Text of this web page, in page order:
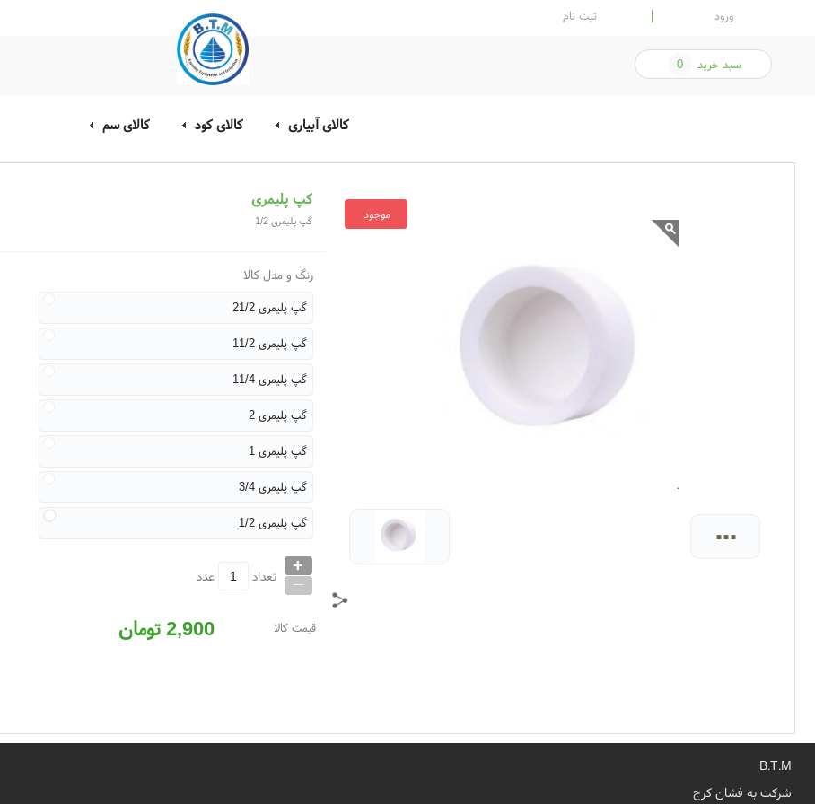
ورود ثبت نام
سبد خرید 0
کالای آبیاری کالای کود کالای سم
موجود
...
کپ پلیمری
گپ پلیمری 1/2
رنگ و مدل کالا
گپ پلیمری 21/2
گپ پلیمری 11/2
گپ پلیمری 11/4
گپ پلیمری 2
گپ پلیمری 1
گپ پلیمری 3/4
گپ پلیمری 1/2
تعداد +
_ عدد
قیمت کالا 2,900تومان
B.T.M
شرکت به فشان کرج